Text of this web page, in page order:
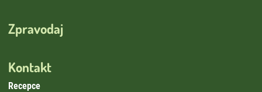
Zpravodaj
Kontakt
Recepce